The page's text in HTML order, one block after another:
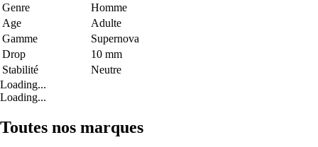
Genre
Homme
Age
Adulte
Gamme
Supernova
Drop
10 mm
Stabilité
Neutre
Loading...
Loading...
Toutes nos marques